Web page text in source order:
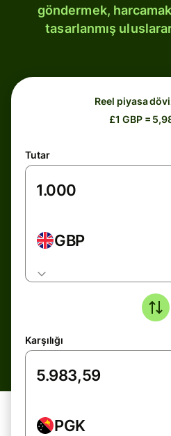
göndermek,
tasarlanmış
Reel piyasa
£1 GBP =
Tutar
GBP
Karşılığı
PGK